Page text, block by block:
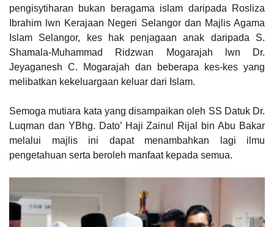
pengisytiharan bukan beragama islam daripada Rosliza
Ibrahim lwn Kerajaan Negeri Selangor dan Majlis Agama
Islam Selangor, kes hak penjagaan anak daripada S.
Shamala-Muhammad Ridzwan Mogarajah lwn Dr.
Jeyaganesh C. Mogarajah dan beberapa kes-kes yang
melibatkan kekeluargaan keluar dari Islam.
Semoga mutiara kata yang disampaikan oleh SS Datuk Dr.
Luqman dan YBhg. Dato’ Haji Zainul Rijal bin Abu Bakar
melalui majlis ini dapat menambahkan lagi ilmu
pengetahuan serta beroleh manfaat kepada semua.